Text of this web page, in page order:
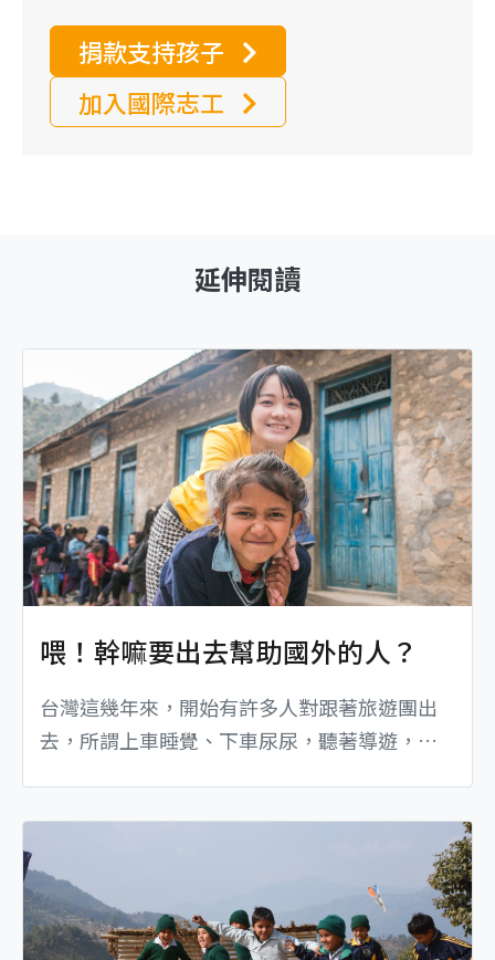
捐款支持孩子
加入國際志工
延伸閱讀
喂！幹嘛要出去幫助國外的人？
台灣這幾年來，開始有許多人對跟著旅遊團出
去，所謂上車睡覺、下車尿尿，聽著導遊，臭